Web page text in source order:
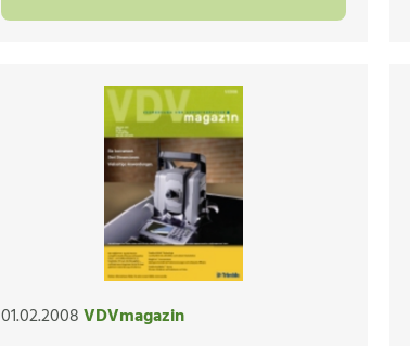
01.02.2008VDVmagazin